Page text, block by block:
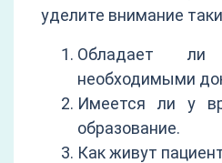
уделите внимание
Обладает
необходимыми
Имеется ли у
образование.
Как живут